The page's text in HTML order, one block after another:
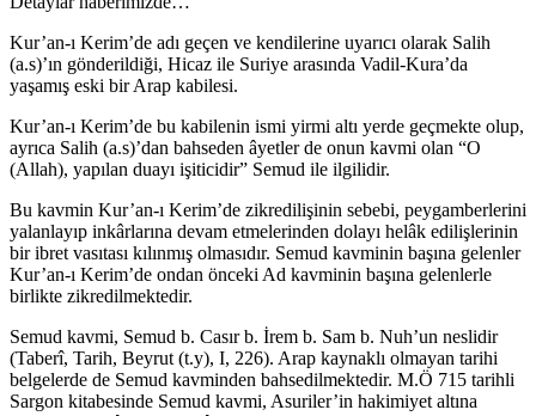
Kur’an-ı Kerim’de adı geçen ve kendilerine uyarıcı olarak Salih
(a.s)’ın gönderildiği, Hicaz ile Suriye arasında Vadil-Kura’da
yaşamış eski bir Arap kabilesi.
Kur’an-ı Kerim’de bu kabilenin ismi yirmi altı yerde geçmekte olup,
ayrıca Salih (a.s)’dan bahseden âyetler de onun kavmi olan “O
(Allah), yapılan duayı işiticidir” Semud ile ilgilidir.
Bu kavmin Kur’an-ı Kerim’de zikredilişinin sebebi, peygamberlerini
yalanlayıp inkârlarına devam etmelerinden dolayı helâk edilişlerinin
bir ibret vasıtası kılınmış olmasıdır. Semud kavminin başına gelenler
Kur’an-ı Kerim’de ondan önceki Ad kavminin başına gelenlerle
birlikte zikredilmektedir.
Semud kavmi, Semud b. Casır b. İrem b. Sam b. Nuh’un neslidir
(Taberî, Tarih, Beyrut (t.y), I, 226). Arap kaynaklı olmayan tarihi
belgelerde de Semud kavminden bahsedilmektedir. M.Ö 715 tarihli
Sargon kitabesinde Semud kavmi, Asuriler’in hakimiyet altına